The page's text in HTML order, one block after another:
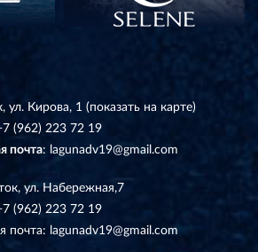
ул. Кирова, 1 (показать на карте)
(962) 223 72 19
почта: lagunadv19@gmail.com
ул. Набережная,7
(962) 223 72 19
почта: lagunadv19@gmail.com